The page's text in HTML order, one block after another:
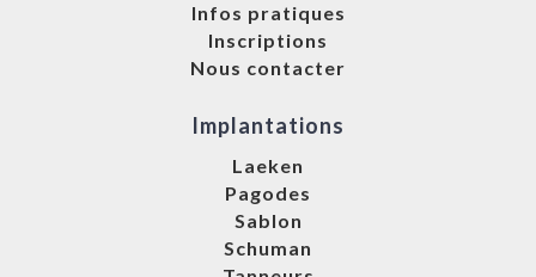
Infos pratiques
Inscriptions
Nous contacter
Implantations
Laeken
Pagodes
Sablon
Schuman